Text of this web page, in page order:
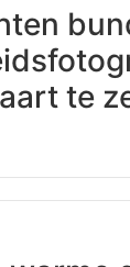
te